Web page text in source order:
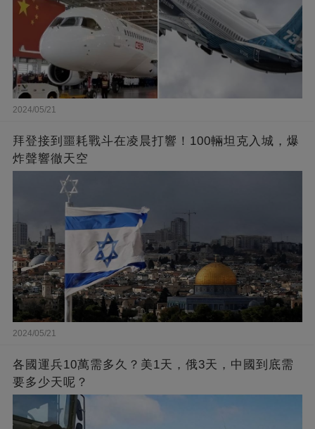
2024/05/21
拜登接到噩耗戰斗在凌晨打響！100輛坦克入城，爆
炸聲響徹天空
2024/05/21
各國運兵10萬需多久？美1天，俄3天，中國到底需
要多少天呢？